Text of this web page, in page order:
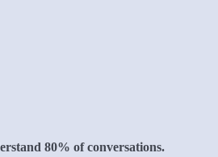
80% of conversations.